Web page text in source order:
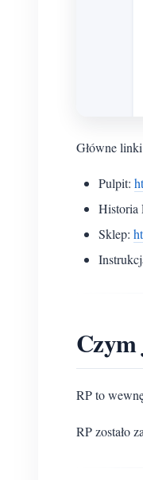
Główne
Pulpit:
Historia
Sklep:
Czym
RP to
RP zostało